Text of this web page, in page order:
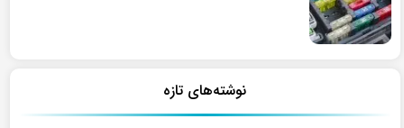
نوشته‌های تازه